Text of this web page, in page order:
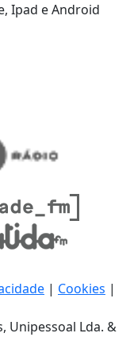
Ipad e Android
| Cookies |
Unipessoal Lda. &